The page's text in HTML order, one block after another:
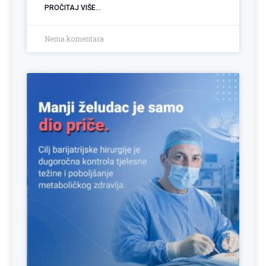
PROČITAJ VIŠE...
Nema komentara